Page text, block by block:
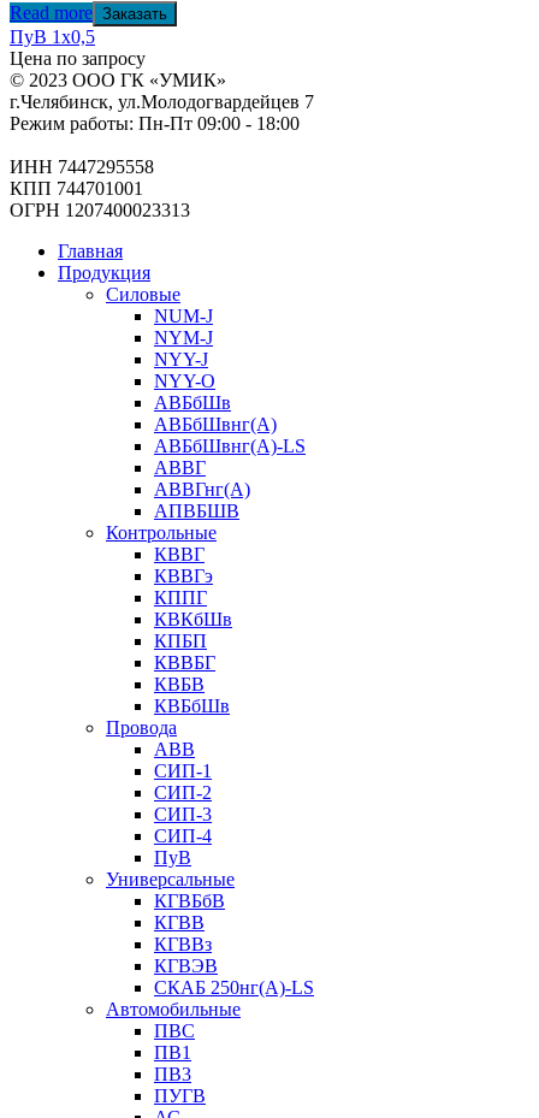
Read more Заказать
ПуВ 1х0,5
Цена по запросу
© 2023 ООО ГК «УМИК»
г.Челябинск, ул.Молодогвардейцев 7
Режим работы: Пн-Пт 09:00 - 18:00
ИНН 7447295558
КПП 744701001
ОГРН 1207400023313
Главная
Продукция
Силовые
NUM-J
NYM-J
NYY-J
NYY-O
АВБбШв
АВБбШвнг(А)
АВБбШвнг(А)-LS
АВВГ
АВВГнг(А)
АПВБШВ
Контрольные
КВВГ
КВВГэ
КППГ
КВКбШв
КПБП
КВВБГ
КВБВ
КВБбШв
Провода
АВВ
СИП-1
СИП-2
СИП-3
СИП-4
ПуВ
Универсальные
КГВБбВ
КГВВ
КГВВз
КГВЭВ
СКАБ 250нг(А)-LS
Автомобильные
ПВС
ПВ1
ПВ3
ПУГВ